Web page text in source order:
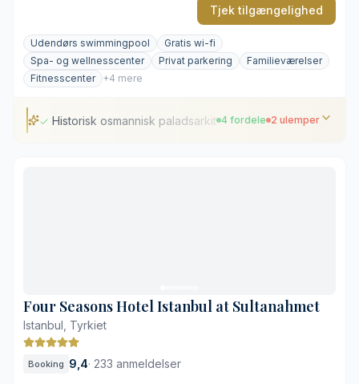
Tjek tilgængelighed
Udendørs swimmingpool
Gratis wi-fi
Spa- og wellnesscenter
Privat parkering
Familieværelser
Fitnesscenter
+4 mere
Historisk osmannisk paladsarkitektur4 fordele 2 ulemper
Four Seasons Hotel Istanbul at Sultanahmet
Istanbul, Tyrkiet
Booking 9,4· 233 anmeldelser